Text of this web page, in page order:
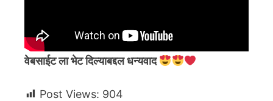
वेबसाईट ला भेट दिल्याबद्दल धन्यवाद
Post Views: 904